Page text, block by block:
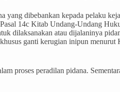
dibebankan kepada pelaku
14c Kitab Undang-Undang
dilaksanakan atau dijalaninya
ganti kerugian inipun
proses peradilan pidana.